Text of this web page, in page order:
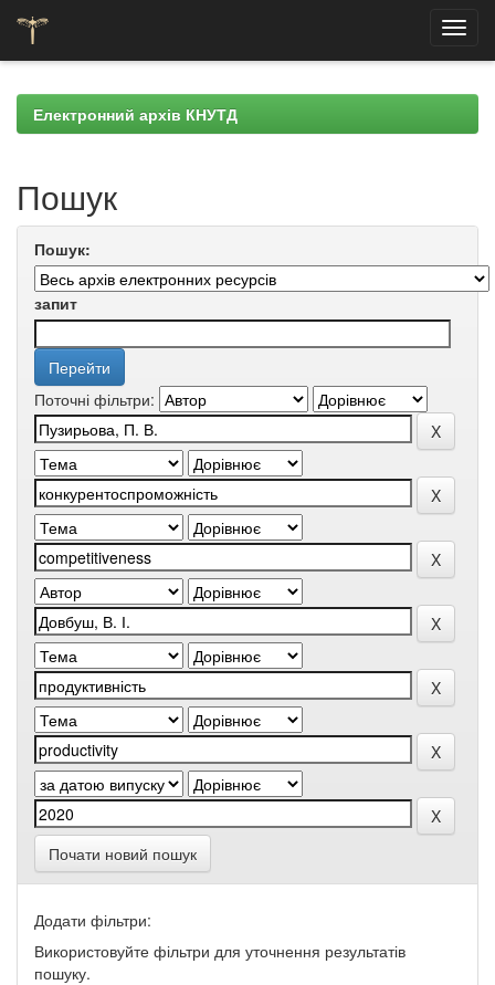
navigationЕлектронний архів КНУТД
Пошук
Пошук:
запит
Поточні фільтри:
Почати новий пошук
Додати фільтри:
Використовуйте фільтри для уточнення результатів
пошуку.